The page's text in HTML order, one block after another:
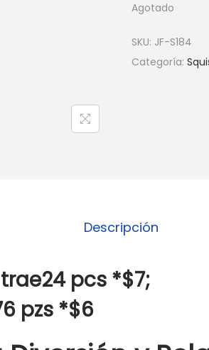
Agotado
SKU: JF-S184
Categoría:
Descripción
pcs *$7;
pzs *$6